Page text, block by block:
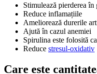
Stimulează pierderea în
Reduce inflamațiile
Ameliorează durerile
Ajută în cazul anemiei
Spirulina este folosită
Reduce stresul-oxidativ
Care este